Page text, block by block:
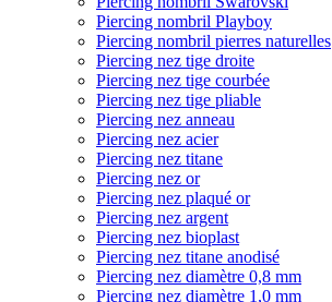
Piercing nombril Playboy
Piercing nombril pierres naturelles
Piercing nez tige droite
Piercing nez tige courbée
Piercing nez tige pliable
Piercing nez anneau
Piercing nez acier
Piercing nez titane
Piercing nez or
Piercing nez plaqué or
Piercing nez argent
Piercing nez bioplast
Piercing nez titane anodisé
Piercing nez diamètre 0,8 mm
Piercing nez diamètre 1,0 mm